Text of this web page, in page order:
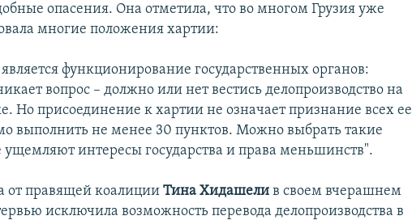
опасения. Она отметила, что во многом Грузия уже
многие положения хартии:
функционирование государственных органов:
вопрос – должно или нет вестись делопроизводство на
Но присоединение к хартии не означает признание всех ее
выполнить не менее 30 пунктов. Можно выбрать такие
интересы государства и права меньшинств".
от правящей коалицииТина Хидашели в своем вчерашнем
исключила возможность перевода делопроизводства в